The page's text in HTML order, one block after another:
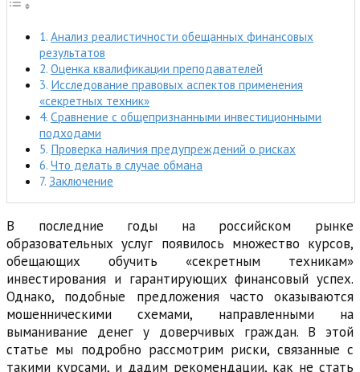
Анализ реалистичности обещанных финансовых
результатов
Оценка квалификации преподавателей
Исследование правовых аспектов применения
«секретных техник»
Сравнение с общепризнанными инвестиционными
подходами
Проверка наличия предупреждений о рисках
Что делать в случае обмана
Заключение
В последние годы на российском рынке
образовательных услуг появилось множество курсов,
обещающих обучить «секретным техникам»
инвестирования и гарантирующих финансовый успех.
Однако, подобные предложения часто оказываются
мошенническими схемами, направленными на
выманивание денег у доверчивых граждан. В этой
статье мы подробно рассмотрим риски, связанные с
такими курсами, и дадим рекомендации, как не стать